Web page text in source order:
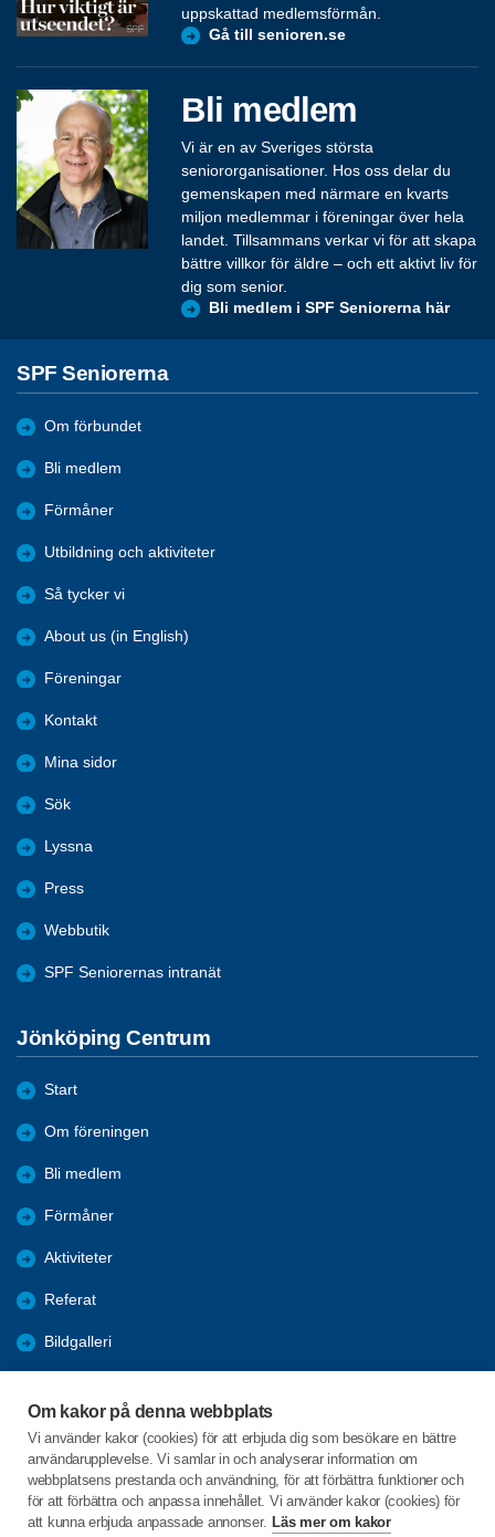
Om kakor på denna webbplats
Vi använder kakor (cookies) för att erbjuda dig som besökare en bättre
användarupplevelse. Vi samlar in och analyserar information om
webbplatsens prestanda och användning, för att förbättra funktioner och
för att förbättra och anpassa innehållet. Vi använder kakor (cookies) för
att kunna erbjuda anpassade annonser. Läs mer om kakor
uppskattad medlemsförmån.
Gå till senioren.se
Bli medlem
Vi är en av Sveriges största
seniororganisationer. Hos oss delar du
gemenskapen med närmare en kvarts
miljon medlemmar i föreningar över hela
landet. Tillsammans verkar vi för att skapa
bättre villkor för äldre – och ett aktivt liv för
dig som senior.
Bli medlem i SPF Seniorerna här
SPF Seniorerna
Om förbundet
Bli medlem
Förmåner
Utbildning och aktiviteter
Så tycker vi
About us (in English)
Föreningar
Kontakt
Mina sidor
Sök
Lyssna
Press
Webbutik
SPF Seniorernas intranät
Jönköping Centrum
Start
Om föreningen
Bli medlem
Förmåner
Aktiviteter
Referat
Bildgalleri
Engagera DIG i vår förening